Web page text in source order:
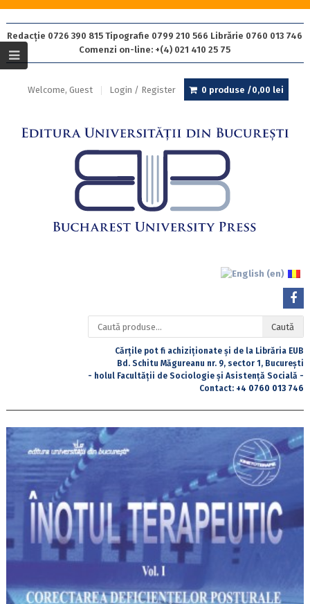
Redacție 0726 390 815 Tipografie 0799 210 566 Librărie 0760 013 746
Comenzi on-line: +(4) 021 410 25 75
Welcome, Guest Login / Register 0 produse /0,00 lei
Caută
după:
Caută
Cărțile pot fi achiziționate și de la Librăria EUB
Bd. Schitu Măgureanu nr. 9, sector 1, București
- holul Facultății de Sociologie și Asistență Socială -
Contact: +4 0760 013 746